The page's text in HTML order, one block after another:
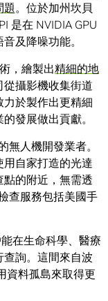
題。位於加州坎貝
是在 NVIDIA GPU
及降噪功能。
，繪製出精細的地
攝影機收集街道
於製作出更精細
發展做出貢獻。
無人機開發業者。
自家打造的光達
的附近，無需透
查服務包括美國手
在生命科學、醫療
詢。這間來自波
資料孤島來取得更